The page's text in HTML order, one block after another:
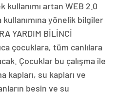
kullanımı artan WEB 2.0
kullanımına yönelik bilgiler
YARDIM BİLİNCİ
çocuklara, tüm canlılara
Çocuklar bu çalışma ile
kapları, su kapları ve
besin ve su